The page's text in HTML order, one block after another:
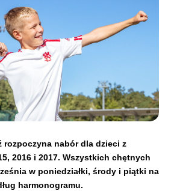
KUP BILET
rozpoczyna nabór dla dzieci z
2016 i 2017. Wszystkich chętnych
w poniedziałki, środy i piątki na
harmonogramu.